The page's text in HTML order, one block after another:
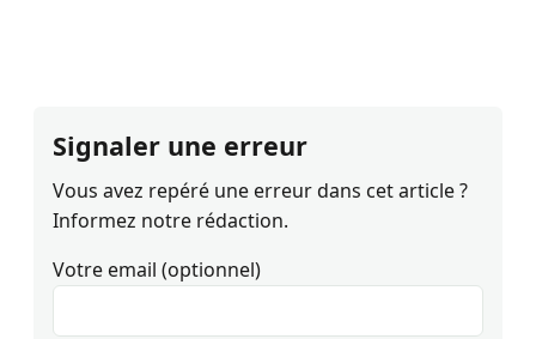
Signaler une erreur
Vous avez repéré une erreur dans cet article ?
Informez notre rédaction.
Votre email (optionnel)